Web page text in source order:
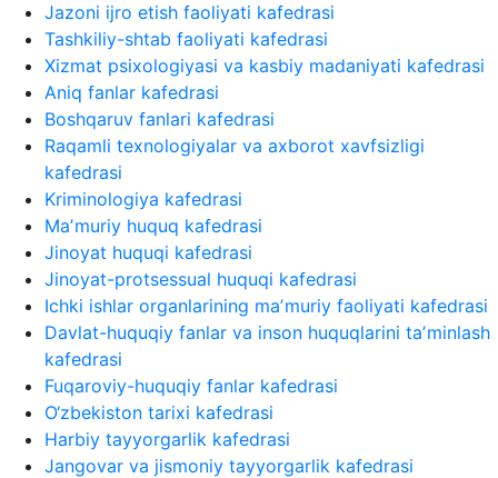
Jazoni ijro etish faoliyati kafedrasi
Tashkiliy-shtab faoliyati kafedrasi
Xizmat psixologiyasi va kasbiy madaniyati kafedrasi
Aniq fanlar kafedrasi
Boshqaruv fanlari kafedrasi
Raqamli texnologiyalar va axborot xavfsizligi
kafedrasi
Kriminologiya kafedrasi
Maʼmuriy huquq kafedrasi
Jinoyat huquqi kafedrasi
Jinoyat-protsessual huquqi kafedrasi
Ichki ishlar organlarining maʼmuriy faoliyati kafedrasi
Davlat-huquqiy fanlar va inson huquqlarini taʼminlash
kafedrasi
Fuqaroviy-huquqiy fanlar kafedrasi
O‘zbekiston tarixi kafedrasi
Harbiy tayyorgarlik kafedrasi
Jangovar va jismoniy tayyorgarlik kafedrasi